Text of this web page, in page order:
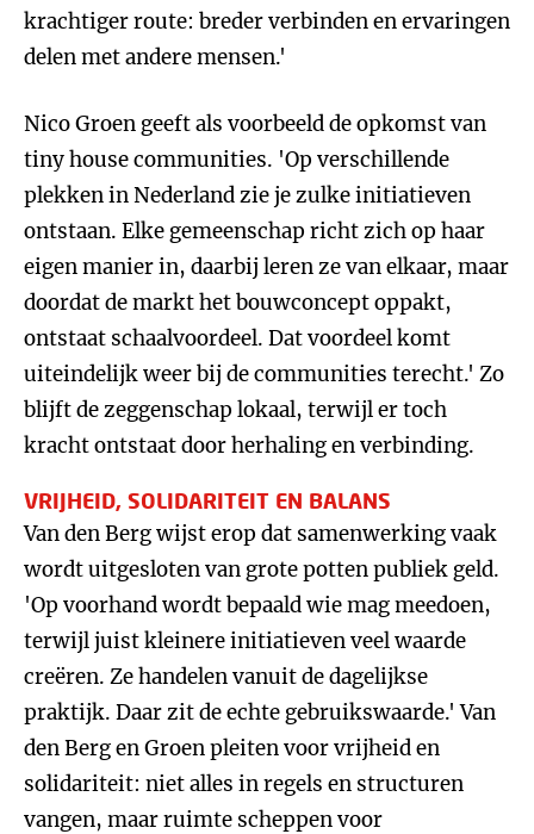
krachtiger route: breder verbinden en ervaringen
delen met andere mensen.'
Nico Groen geeft als voorbeeld de opkomst van
tiny house communities. 'Op verschillende
plekken in Nederland zie je zulke initiatieven
ontstaan. Elke gemeenschap richt zich op haar
eigen manier in, daarbij leren ze van elkaar, maar
doordat de markt het bouwconcept oppakt,
ontstaat schaalvoordeel. Dat voordeel komt
uiteindelijk weer bij de communities terecht.' Zo
blijft de zeggenschap lokaal, terwijl er toch
kracht ontstaat door herhaling en verbinding.
VRIJHEID, SOLIDARITEIT EN BALANS
Van den Berg wijst erop dat samenwerking vaak
wordt uitgesloten van grote potten publiek geld.
'Op voorhand wordt bepaald wie mag meedoen,
terwijl juist kleinere initiatieven veel waarde
creëren. Ze handelen vanuit de dagelijkse
praktijk. Daar zit de echte gebruikswaarde.' Van
den Berg en Groen pleiten voor vrijheid en
solidariteit: niet alles in regels en structuren
vangen, maar ruimte scheppen voor